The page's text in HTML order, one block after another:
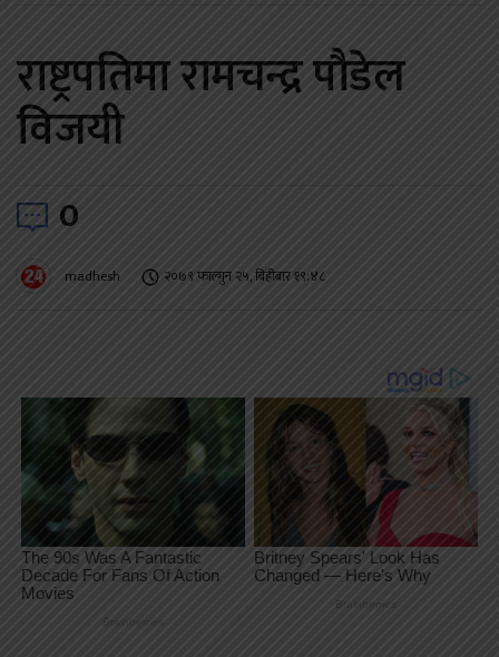
राष्ट्रपतिमा रामचन्द्र पौडेल
विजयी
0
madhesh २०७९ फाल्गुन २५, बिहीबार १९:४८